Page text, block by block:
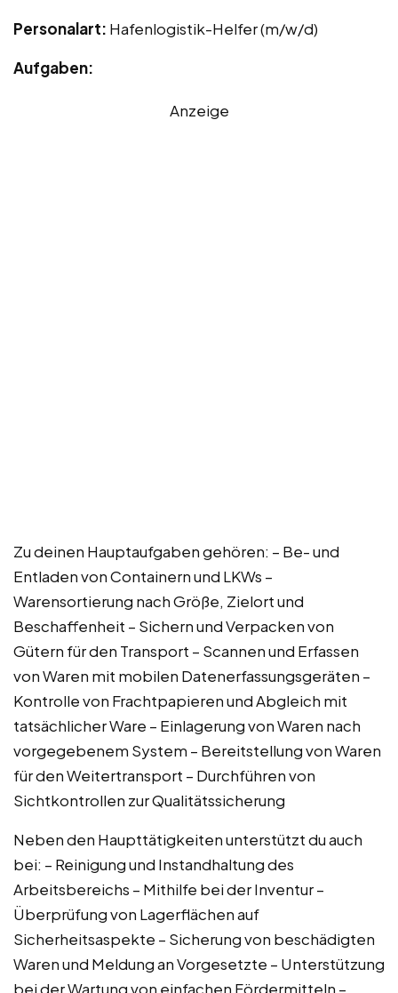
Personalart: Hafenlogistik-Helfer (m/w/d)
Aufgaben:
Anzeige
Zu deinen Hauptaufgaben gehören: – Be- und
Entladen von Containern und LKWs –
Warensortierung nach Größe, Zielort und
Beschaffenheit – Sichern und Verpacken von
Gütern für den Transport – Scannen und Erfassen
von Waren mit mobilen Datenerfassungsgeräten –
Kontrolle von Frachtpapieren und Abgleich mit
tatsächlicher Ware – Einlagerung von Waren nach
vorgegebenem System – Bereitstellung von Waren
für den Weitertransport – Durchführen von
Sichtkontrollen zur Qualitätssicherung
Neben den Haupttätigkeiten unterstützt du auch
bei: – Reinigung und Instandhaltung des
Arbeitsbereichs – Mithilfe bei der Inventur –
Überprüfung von Lagerflächen auf
Sicherheitsaspekte – Sicherung von beschädigten
Waren und Meldung an Vorgesetzte – Unterstützung
bei der Wartung von einfachen Fördermitteln –